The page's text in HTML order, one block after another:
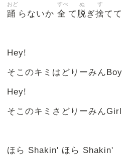
踊
おど
らないか 全
すべ
て 脱
ぬ
ぎ捨
す
てて
Hey!
そこのキミはどりーみんBoy
Hey!
そこのキミさどりーみんGirl
ほら Shakin' ほら Shakin'